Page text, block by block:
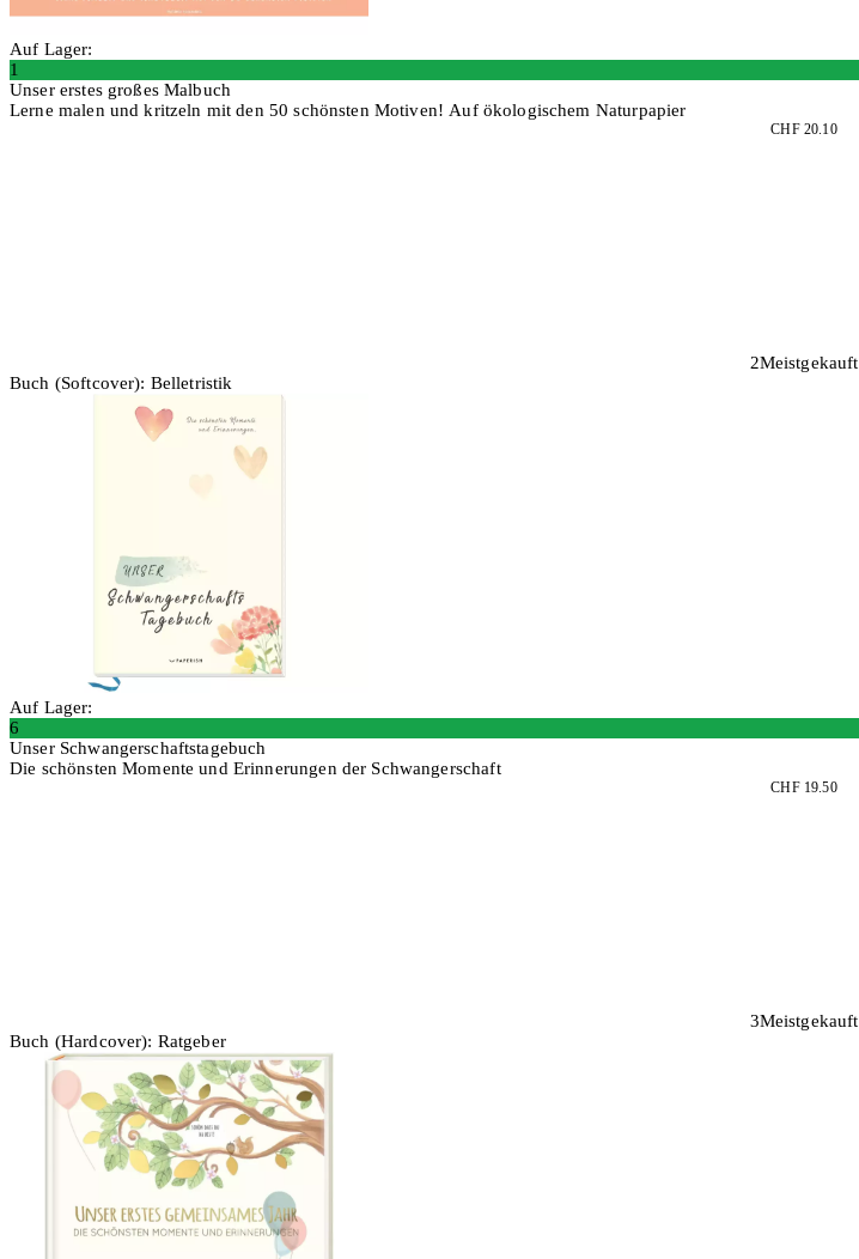
Auf Lager:
1
Unser erstes großes Malbuch
Lerne malen und kritzeln mit den 50 schönsten Motiven! Auf ökologischem Naturpapier
CHF 20.10
2Meistgekauft
Buch (Softcover): Belletristik
Auf Lager:
6
Unser Schwangerschaftstagebuch
Die schönsten Momente und Erinnerungen der Schwangerschaft
CHF 19.50
3Meistgekauft
Buch (Hardcover): Ratgeber